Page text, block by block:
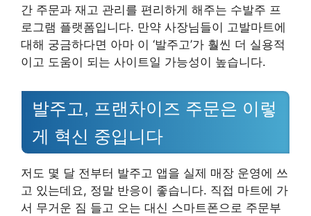
간 주문과 재고 관리를 편리하게 해주는 수발주 프
로그램 플랫폼입니다. 만약 사장님들이 고발마트에
대해 궁금하다면 아마 이 ‘발주고’가 훨씬 더 실용적
이고 도움이 되는 사이트일 가능성이 높습니다.
발주고, 프랜차이즈 주문은 이렇
게 혁신 중입니다
저도 몇 달 전부터 발주고 앱을 실제 매장 운영에 쓰
고 있는데요, 정말 반응이 좋습니다. 직접 마트에 가
서 무거운 짐 들고 오는 대신 스마트폰으로 주문부